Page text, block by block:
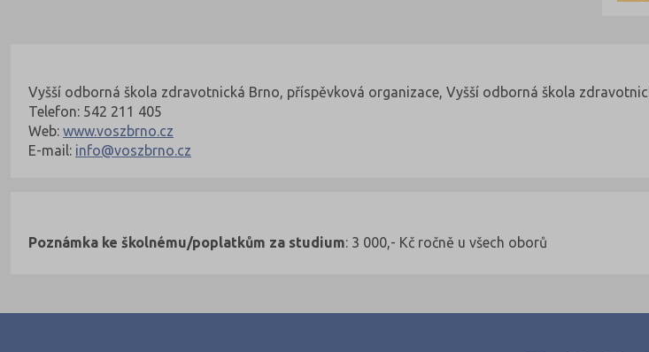
Vyšší odborná škola zdravotnická Brno, příspěvková organizace, Vyšší odborná škola
Telefon: 542 211 405
Web: www.voszbrno.cz
E-mail: info@voszbrno.cz
Poznámka ke školnému/poplatkům za studium: 3 000,- Kč ročně u všech oborů